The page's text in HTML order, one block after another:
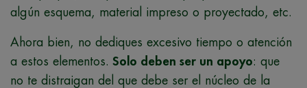
algún esquema, material impreso o proyectado, etc.
Ahora bien, no dediques excesivo tiempo o atención
a estos elementos. Solo deben ser un apoyo: que
no te distraigan del que debe ser el núcleo de la